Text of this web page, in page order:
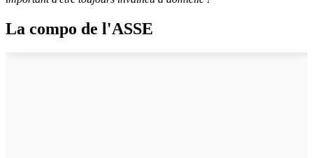
La compo de l'ASSE